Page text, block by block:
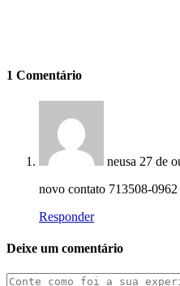
1 Comentário
neusa 27 de
novo contato 713508-0962
Responder
Deixe um comentário